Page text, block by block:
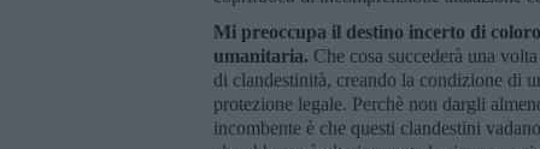
Mi preoccupa il destino incerto di
umanitaria. Che cosa succederà una
di clandestinità, creando la condizione di
protezione legale. Perchè non dargli
incombente è che questi clandestini